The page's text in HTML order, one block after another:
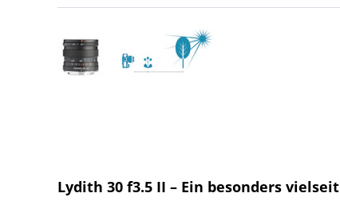
Lydith 30 f3.5 II – Ein besonders